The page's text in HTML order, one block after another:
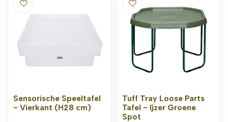
Sensorische Speeltafel
- Vierkant (H28 cm)
Tuff Tray Loose Parts
Tafel - Ijzer Groene
Spot